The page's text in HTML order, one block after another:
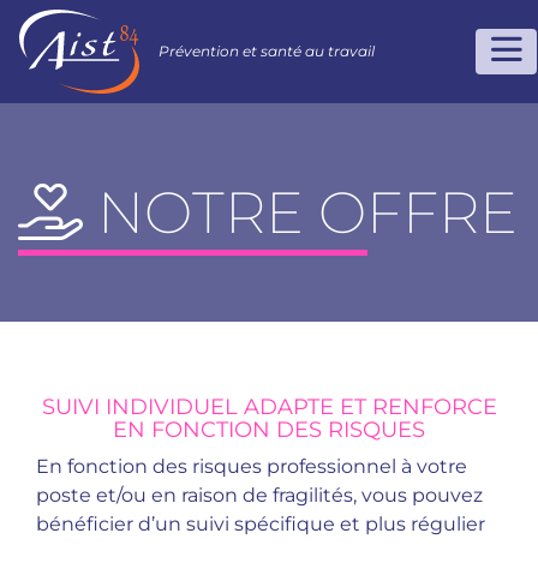
Prévention et santé au travail
NOTRE OFFRE
SUIVI INDIVIDUEL ADAPTE ET RENFORCE
EN FONCTION DES RISQUES
En fonction des risques professionnel à votre
poste et/ou en raison de fragilités, vous pouvez
bénéficier d’un suivi spécifique et plus régulier